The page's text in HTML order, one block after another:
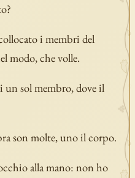
i membri del
modo, che volle.
un sol membro, dove il
son molte, uno il corpo.
alla mano: non ho